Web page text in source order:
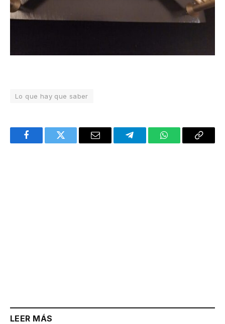
Lo que hay que saber
FacebookTwitter Email TelegramWhatsAppCopy
LEER MÁS